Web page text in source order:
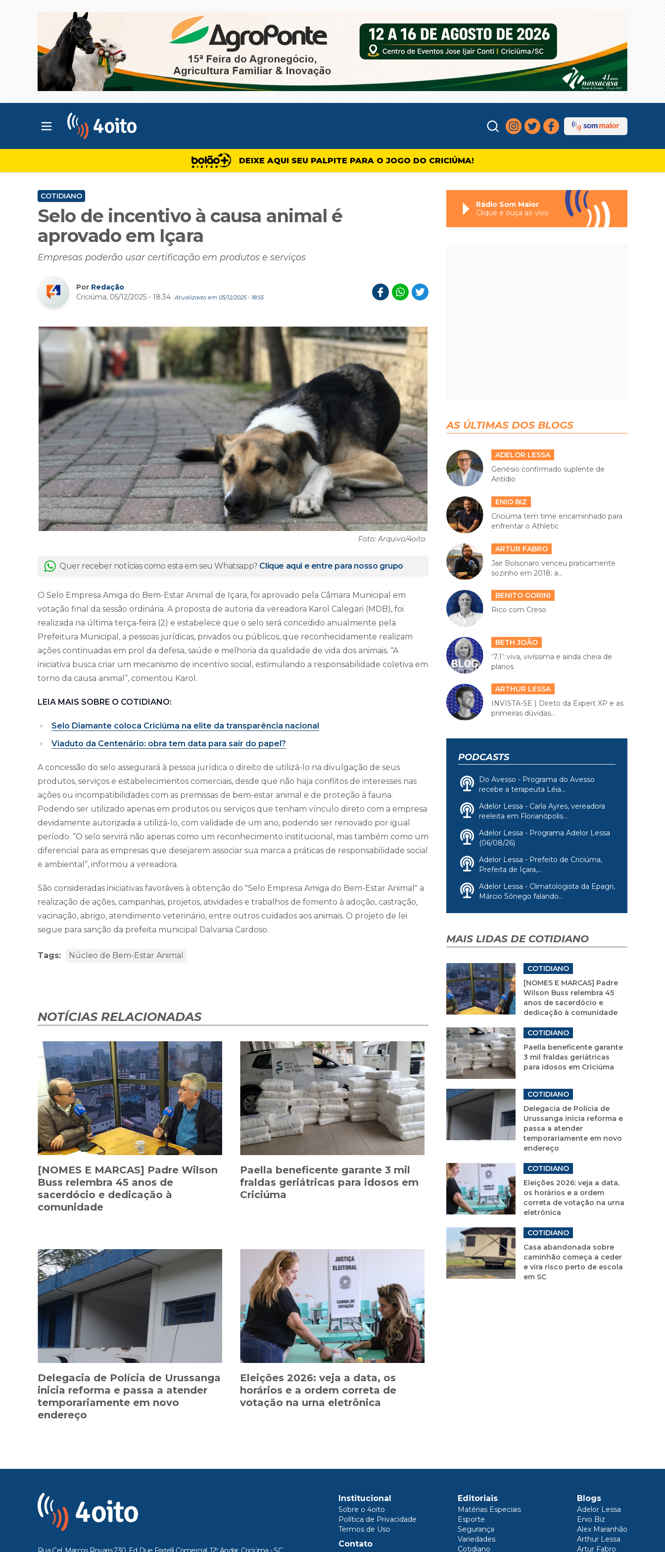
Abrir menu principal
DEIXE AQUI SEU PALPITE PARA O JOGO DO CRICIÚMA!
COTIDIANO
Selo de incentivo à causa animal é
aprovado em Içara
Empresas poderão usar certificação em produtos e serviços
Por Redação
Criciúma, 05/12/2025 - 18:34 Atualizado em 05/12/2025 - 18:55
Foto: Arquivo/4oito
Quer receber notícias como esta em seu Whatsapp? Clique aqui e entre para nosso grupo
O Selo Empresa Amiga do Bem-Estar Animal de Içara, foi aprovado pela Câmara Municipal em
votação final da sessão ordinária. A proposta de autoria da vereadora Karol Calegari (MDB), foi
realizada na última terça-feira (2) e estabelece que o selo será concedido anualmente pela
Prefeitura Municipal, a pessoas jurídicas, privados ou públicos, que reconhecidamente realizam
ações continuadas em prol da defesa, saúde e melhoria da qualidade de vida dos animais. “A
iniciativa busca criar um mecanismo de incentivo social, estimulando a responsabilidade coletiva em
torno da causa animal”, comentou Karol.
LEIA MAIS SOBRE O COTIDIANO:
Selo Diamante coloca Criciúma na elite da transparência nacional
Viaduto da Centenário: obra tem data para sair do papel?
A concessão do selo assegurará à pessoa jurídica o direito de utilizá-lo na divulgação de seus
produtos, serviços e estabelecimentos comerciais, desde que não haja conflitos de interesses nas
ações ou incompatibilidades com as premissas de bem-estar animal e de proteção à fauna.
Podendo ser utilizado apenas em produtos ou serviços que tenham vínculo direto com a empresa
devidamente autorizada a utilizá-lo, com validade de um ano, podendo ser renovado por igual
período. “O selo servirá não apenas como um reconhecimento institucional, mas também como um
diferencial para as empresas que desejarem associar sua marca a práticas de responsabilidade social
e ambiental”, informou a vereadora.
São consideradas iniciativas favoráveis à obtenção do "Selo Empresa Amiga do Bem-Estar Animal" a
realização de ações, campanhas, projetos, atividades e trabalhos de fomento à adoção, castração,
vacinação, abrigo, atendimento veterinário, entre outros cuidados aos animais. O projeto de lei
segue para sanção da prefeita municipal Dalvania Cardoso.
Tags: Núcleo de Bem-Estar Animal
NOTÍCIAS RELACIONADAS
[NOMES E MARCAS] Padre Wilson
Buss relembra 45 anos de
sacerdócio e dedicação à
comunidade
Paella beneficente garante 3 mil
fraldas geriátricas para idosos em
Criciúma
Delegacia de Polícia de Urussanga
inicia reforma e passa a atender
temporariamente em novo
endereço
Eleições 2026: veja a data, os
horários e a ordem correta de
votação na urna eletrônica
Rádio Som Maior
Clique e ouça ao vivo
AS ÚLTIMAS DOS BLOGS
ADELOR LESSA
Genésio confirmado suplente de
Antídio
ENIO BIZ
Criciúma tem time encaminhado para
enfrentar o Athletic
ARTUR FABRO
Jair Bolsonaro venceu praticamente
sozinho em 2018; a...
BENITO GORINI
Rico com Creso
BETH JOÃO
‘7.1’: viva, vivíssima e ainda cheia de
planos
ARTHUR LESSA
INVISTA-SE | Direto da Expert XP e as
primeiras dúvidas...
PODCASTS
Do Avesso - Programa do Avesso
recebe a terapeuta Léia...
Adelor Lessa - Carla Ayres, vereadora
reeleita em Florianópolis...
Adelor Lessa - Programa Adelor Lessa
(06/08/26)
Adelor Lessa - Prefeito de Criciúma,
Prefeita de Içara,...
Adelor Lessa - Climatologista da Epagri,
Márcio Sônego falando...
MAIS LIDAS DE COTIDIANO
COTIDIANO
[NOMES E MARCAS] Padre
Wilson Buss relembra 45
anos de sacerdócio e
dedicação à comunidade
COTIDIANO
Paella beneficente garante
3 mil fraldas geriátricas
para idosos em Criciúma
COTIDIANO
Delegacia de Polícia de
Urussanga inicia reforma e
passa a atender
temporariamente em novo
endereço
COTIDIANO
Eleições 2026: veja a data,
os horários e a ordem
correta de votação na urna
eletrônica
COTIDIANO
Casa abandonada sobre
caminhão começa a ceder
e vira risco perto de escola
em SC
Institucional
Sobre o 4oito
Política de Privacidade
Termos de Uso
Contato
Editoriais
Matérias Especiais
Esporte
Segurança
Variedades
Cotidiano
Blogs
Adelor Lessa
Enio Biz
Alex Maranhão
Arthur Lessa
Artur Fabro